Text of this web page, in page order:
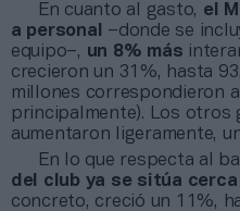
En cuanto al gasto, el
a personal
–donde se
equipo–, un 8% más
crecieron un 31%, hasta
millones correspondieron
principalmente). Los otros
aumentaron ligeramente,
En lo que respecta al
del club ya se sitúa
concreto, creció un 11%,